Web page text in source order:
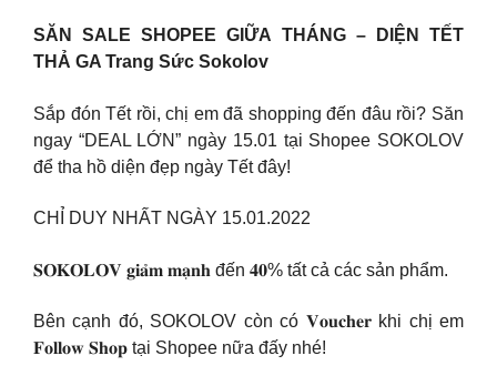
SĂN SALE SHOPEE GIỮA THÁNG – DIỆN TẾT
THẢ GA Trang Sức Sokolov
Sắp đón Tết rồi, chị em đã shopping đến đâu rồi? Săn
ngay “DEAL LỚN” ngày 15.01 tại Shopee SOKOLOV
để tha hồ diện đẹp ngày Tết đây!
CHỈ DUY NHẤT NGÀY 15.01.2022
𝐒𝐎𝐊𝐎𝐋𝐎𝐕 𝐠𝐢𝐚̉𝐦 𝐦𝐚̣𝐧𝐡 đến 𝟒𝟎% tất cả các sản phẩm.
Bên cạnh đó, SOKOLOV còn có 𝐕𝐨𝐮𝐜𝐡𝐞𝐫 khi chị em
𝐅𝐨𝐥𝐥𝐨𝐰 𝐒𝐡𝐨𝐩 tại Shopee nữa đấy nhé!